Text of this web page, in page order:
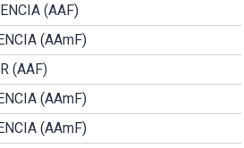
(AAF)
(AAmF)
(AAF)
(AAmF)
(AAmF)